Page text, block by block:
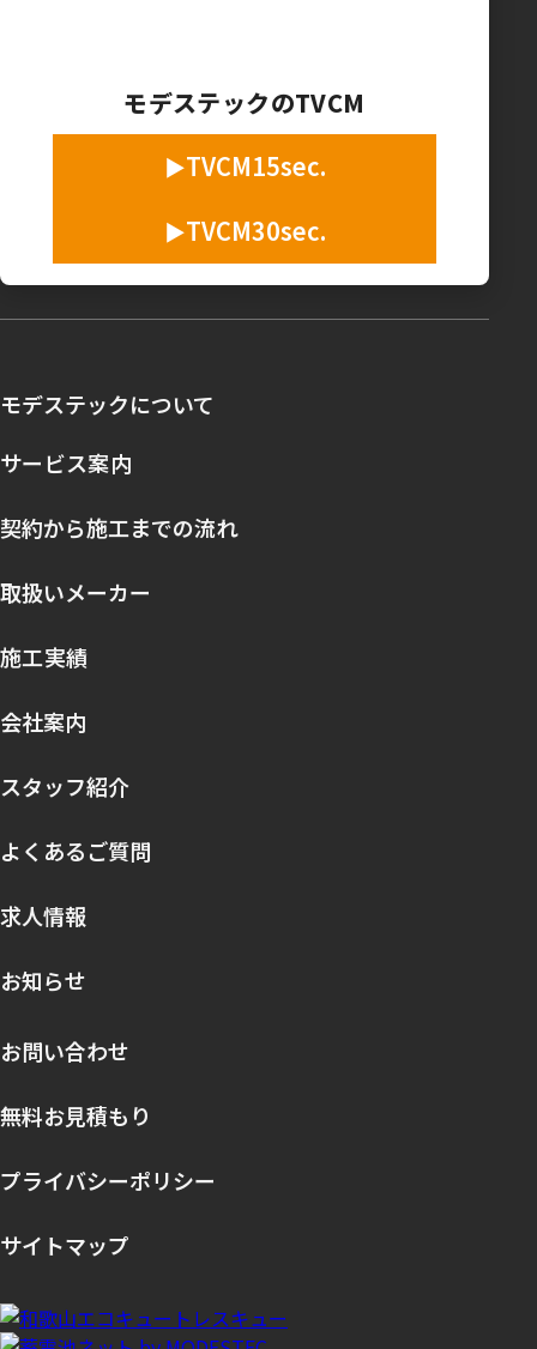
モデステックのTVCM
TVCM15sec.
TVCM30sec.
モデステックについて
サービス案内
契約から施工までの流れ
取扱いメーカー
施工実績
会社案内
スタッフ紹介
よくあるご質問
求人情報
お知らせ
お問い合わせ
無料お見積もり
プライバシーポリシー
サイトマップ